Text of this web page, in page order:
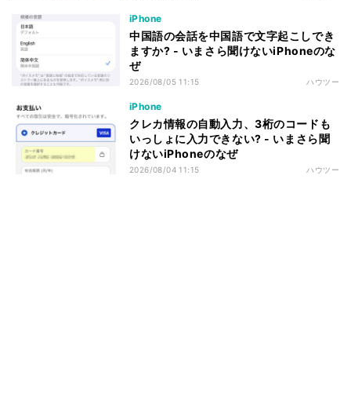
iPhone
中国語の会話を中国語で文字起こしでき
ますか? - いまさら聞けないiPhoneのな
ぜ
2026/08/05 11:15 ハウツー
iPhone
クレカ情報の自動入力、3桁のコードも
いっしょに入力できない? - いまさら聞
けないiPhoneのなぜ
2026/08/04 11:15 ハウツー